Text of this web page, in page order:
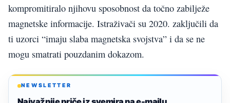
kompromitiralo njihovu sposobnost da točno zabilježe
magnetske informacije. Istraživači su 2020. zaključili da
ti uzorci “imaju slaba magnetska svojstva” i da se ne
mogu smatrati pouzdanim dokazom.
NEWSLETTER